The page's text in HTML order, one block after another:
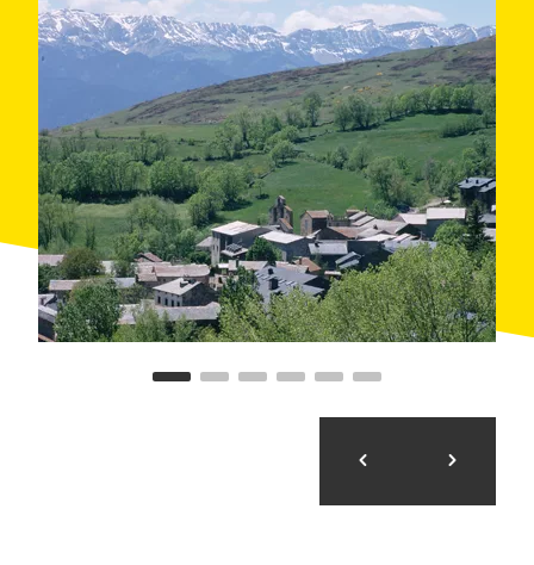
Tren del Ciment, que en un agradable recorregut de
vint minuts s'obre pas pels paratges més recòndits de
l'Alt Llobregat. A Guardiola de Berguedà, puja al
Carrilet Verd per conèixer un dels secrets principals
de la zona: la mina de petroli deRiutort. I si el que
vols és cuinar com un autèntic "bon home", has d'anar
fins aBagà, seguint el camí dels Bons Homes, en què
el Molí del Casó imparteix classes de cuina ecològica
i natural. Però si els fogons no són el teu fort, pots
comprar directament productes artesanals de qualitat
com melmelades, bolets o patés a Bor, al Tupí de la
Cerdanya.
Dia 3
Ens llevem amb un gust dolç a la boca a Ossera, on
podem aprendre a elaborar formatges a la formatgeria
, on podem visitar la catedral, el